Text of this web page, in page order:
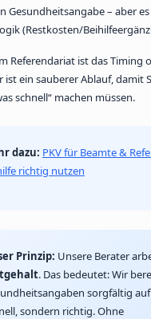
Gesundheitsangabe – aber
(Restkosten/
Referendariat ist das Timing
ist ein sauberer Ablauf, damit
schnell“ machen müssen.
dazu: PKV für Beamte &
richtig nutzen
Prinzip: Unsere Berater
. Das bedeutet: Wir
sorgfältig
sondern richtig. Ohne